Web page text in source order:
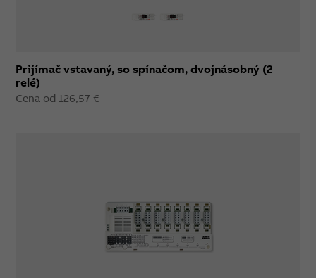
Prijímač vstavaný, so spínačom, dvojnásobný (2
relé)
Cena od 126,57 €